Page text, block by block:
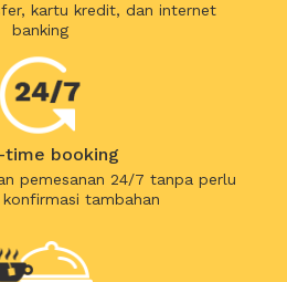
kartu kredit, dan internet
banking
time booking
pemesanan 24/7 tanpa perlu
tambahan